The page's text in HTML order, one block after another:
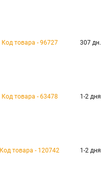
Код товара - 96727 307 дн.
Код товара - 63478 1-2 дня
Код товара - 120742 1-2 дня